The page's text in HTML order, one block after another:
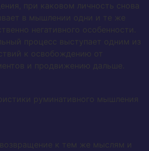
при каковом личность снова
в мышлении одни и те же
негативного особенности.
процесс выступает одним из
к освобождению от
и продвижению дальше.
руминативного мышления
возвращение к тем же мыслям и